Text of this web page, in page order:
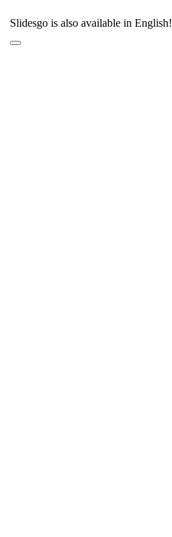
Slidesgo is also available in English!